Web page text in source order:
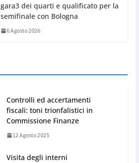
gara3 dei quarti e qualificato per la
semifinale con Bologna
6 Agosto 2026
Controlli ed accertamenti
fiscali: toni trionfalistici in
Commissione Finanze
12 Agosto 2025
Visita degli interni